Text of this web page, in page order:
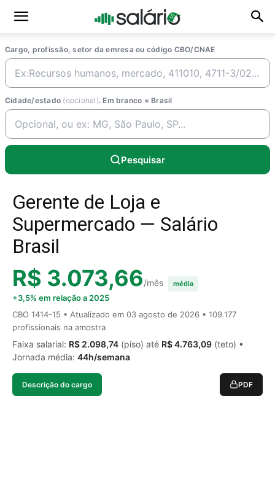
Cargo, profissão, setor da emresa ou código CBO/CNAE
Cidade/estado (opcional). Em branco = Brasil
Pesquisar
Gerente de Loja e
Supermercado — Salário
Brasil
R$ 3.073,66/mês média
+3,5% em relação a 2025
CBO 1414-15 • Atualizado em 03 agosto de 2026 • 109.177
profissionais na amostra
Faixa salarial: R$ 2.098,74 (piso) até R$ 4.763,09 (teto) •
Jornada média: 44h/semana
Descrição do cargo PDF